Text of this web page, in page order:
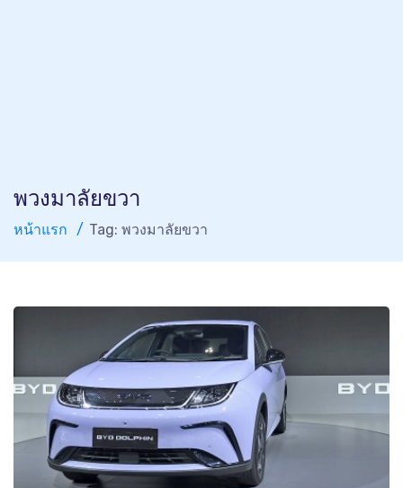
พวงมาลัยขวา
หน้าแรก Tag: พวงมาลัยขวา